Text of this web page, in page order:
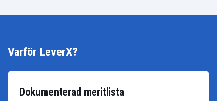
Varför LeverX?
Dokumenterad meritlista